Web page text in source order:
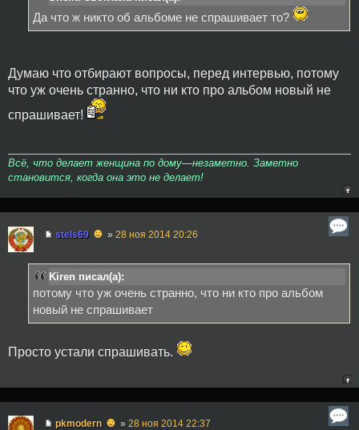
Да что ж никто об альбоме не спрашивает то?
Думаю что отбирают вопросы, перед интервью, потому
что уж очень странно, что ни кто про альбом новый не
спрашивает!
Всё, что делает женщина по дому—незаметно. Заметно
становится, когда она это не делает!
stels69 ☻ » 28 ноя 2014 20:26
Kiren писал(а):
потому что уж очень странно, что ни кто про альбом
новый не спрашивает
Просто устали спрашивать.
pkmodern ☻ » 28 ноя 2014 22:37